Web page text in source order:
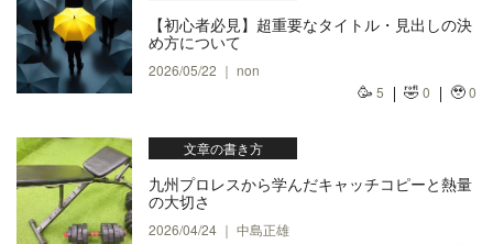
【初心者必見】超重要なタイトル・見出しの決
め方について
2026/05/22 ｜ non
🥳 5 🤣0 🥹0
文章の書き方
九州プロレスから学んだキャッチコピーと熱量
の大切さ
2026/04/24 ｜ 中島正雄